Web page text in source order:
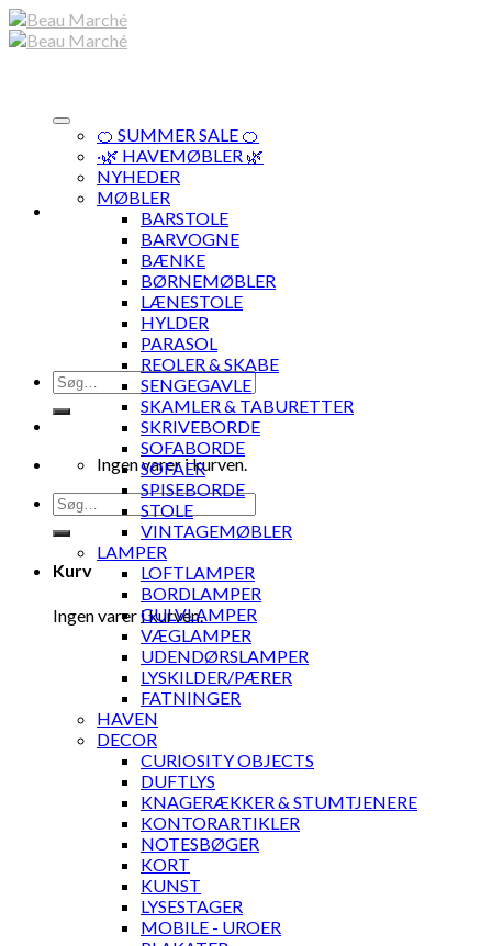
Skip
to
Søg
efter:
Ingen varer i kurven.
Søg
efter:
Kurv
Ingen varer i kurven.
🍊 SUMMER SALE 🍊
·🌿 HAVEMØBLER 🌿
NYHEDER
MØBLER
BARSTOLE
BARVOGNE
BÆNKE
BØRNEMØBLER
LÆNESTOLE
HYLDER
PARASOL
REOLER & SKABE
SENGEGAVLE
SKAMLER & TABURETTER
SKRIVEBORDE
SOFABORDE
SOFAER
SPISEBORDE
STOLE
VINTAGEMØBLER
LAMPER
LOFTLAMPER
BORDLAMPER
GULVLAMPER
VÆGLAMPER
UDENDØRSLAMPER
LYSKILDER/PÆRER
FATNINGER
HAVEN
DECOR
CURIOSITY OBJECTS
DUFTLYS
KNAGERÆKKER & STUMTJENERE
KONTORARTIKLER
NOTESBØGER
KORT
KUNST
LYSESTAGER
MOBILE - UROER